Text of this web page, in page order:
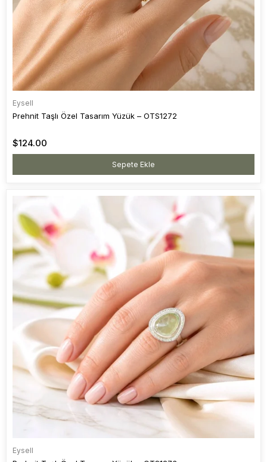
Eysell
Prehnit Taşlı Özel Tasarım Yüzük – OTS1272
$124.00
Sepete Ekle
Eysell